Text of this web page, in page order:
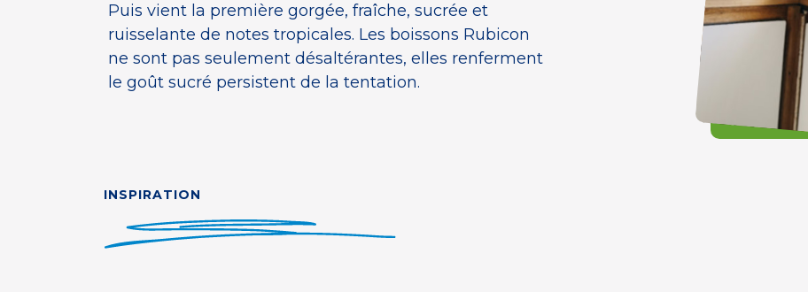
Puis vient la première gorgée, fraîche, sucrée et
ruisselante de notes tropicales. Les boissons Rubicon
ne sont pas seulement désaltérantes, elles renferment
le goût sucré persistent de la tentation.
INSPIRATION